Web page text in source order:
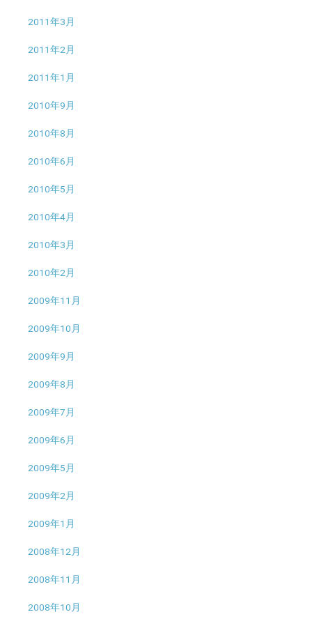
2011年3月
2011年2月
2011年1月
2010年9月
2010年8月
2010年6月
2010年5月
2010年4月
2010年3月
2010年2月
2009年11月
2009年10月
2009年9月
2009年8月
2009年7月
2009年6月
2009年5月
2009年2月
2009年1月
2008年12月
2008年11月
2008年10月